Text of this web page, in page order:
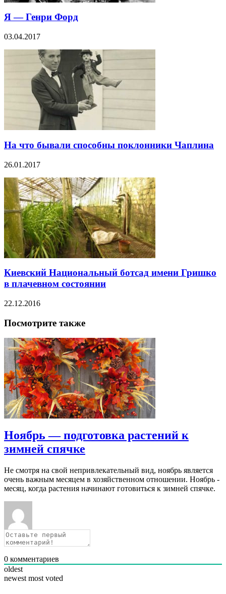
Я — Генри Форд
03.04.2017
На что бывали способны поклонники Чаплина
26.01.2017
Киевский Национальный ботсад имени Гришко
в плачевном состоянии
22.12.2016
Посмотрите также
Ноябрь — подготовка растений к
зимней спячке
Не смотря на свой непривлекательный вид, ноябрь является
очень важным месяцем в хозяйственном отношении. Ноябрь -
месяц, когда растения начинают готовиться к зимней спячке.
0 комментариев
oldest
newest most voted